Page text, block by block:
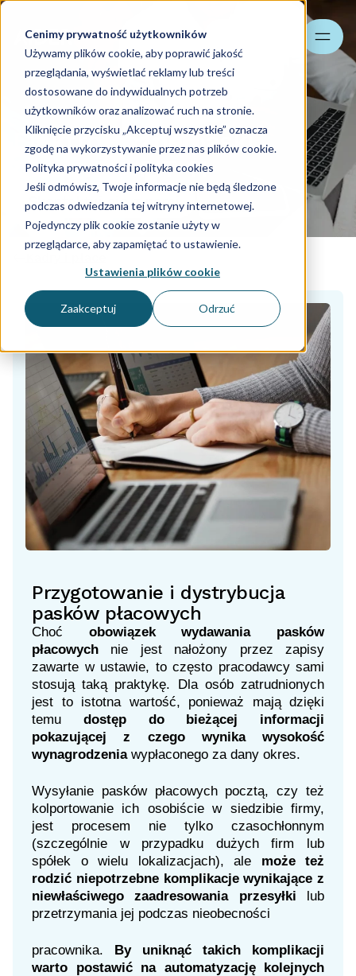
Cenimy prywatność użytkowników
Używamy plików cookie, aby poprawić jakość
przeglądania, wyświetlać reklamy lub treści
dostosowane do indywidualnych potrzeb
użytkowników oraz analizować ruch na stronie.
Kliknięcie przycisku „Akceptuj wszystkie” oznacza
zgodę na wykorzystywanie przez nas plików cookie.
Polityka prywatności i polityka cookies
Jeśli odmówisz, Twoje informacje nie będą śledzone
podczas odwiedzania tej witryny internetowej.
Pojedynczy plik cookie zostanie użyty w
przeglądarce, aby zapamiętać to ustawienie.
Ustawienia plików cookie
Zaakceptuj Odrzuć
Elektroniczne paski
płacowe i PIT-11
Skontaktuj się z nami
Przygotowanie i dystrybucja
pasków płacowych
Choć obowiązek wydawania pasków
płacowych nie jest nałożony przez zapisy
zawarte w ustawie, to często pracodawcy sami
stosują taką praktykę. Dla osób zatrudnionych
jest to istotna wartość, ponieważ mają dzięki
temu dostęp do bieżącej informacji
pokazującej z czego wynika wysokość
wynagrodzenia wypłaconego za dany okres.
Wysyłanie pasków płacowych pocztą, czy też
kolportowanie ich osobiście w siedzibie firmy,
jest procesem nie tylko czasochłonnym
(szczególnie w przypadku dużych firm lub
spółek o wielu lokalizacjach), ale może też
rodzić niepotrzebne komplikacje wynikające z
niewłaściwego zaadresowania przesyłki lub
przetrzymania jej podczas nieobecności
pracownika. By uniknąć takich komplikacji
warto postawić na automatyzację kolejnych